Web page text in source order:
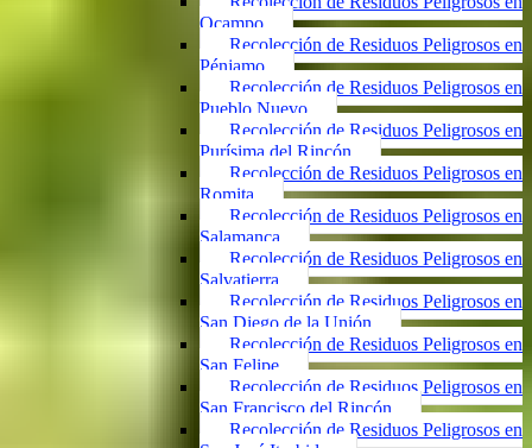
Ocampo
Recolección de Residuos Peligrosos en
Pénjamo
Recolección de Residuos Peligrosos en
Pueblo Nuevo
Recolección de Residuos Peligrosos en
Purísima del Rincón
Recolección de Residuos Peligrosos en
Romita
Recolección de Residuos Peligrosos en
Salamanca
Recolección de Residuos Peligrosos en
Salvatierra
Recolección de Residuos Peligrosos en
San Diego de la Unión
Recolección de Residuos Peligrosos en
San Felipe
Recolección de Residuos Peligrosos en
San Francisco del Rincón
Recolección de Residuos Peligrosos en